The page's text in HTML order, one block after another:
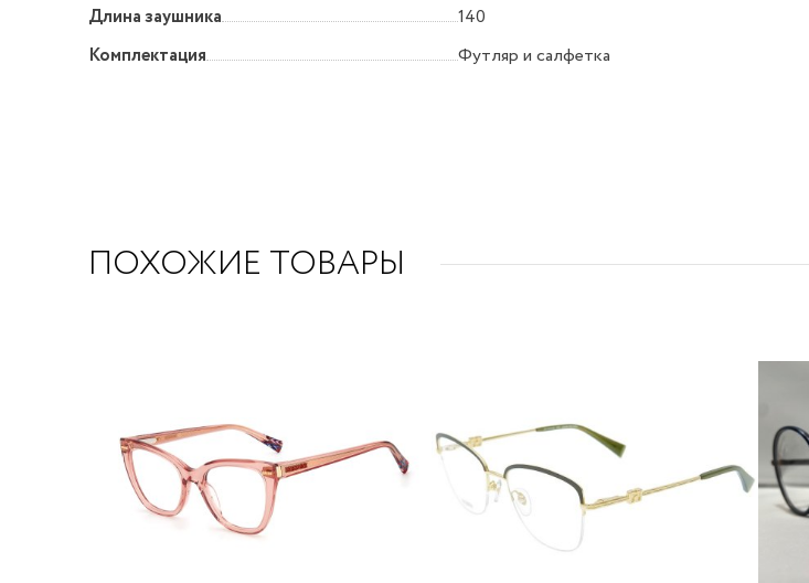
Длина заушника
140
Комплектация
Футляр и салфетка
ПОХОЖИЕ ТОВАРЫ